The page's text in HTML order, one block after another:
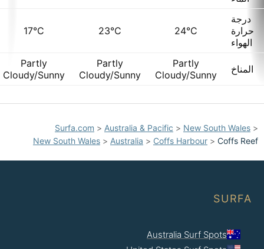
درجة
حرارة
الهواء
24°C
23°C
17°C
المناخ
Partly
Cloudy/Sunny
Partly
Cloudy/Sunny
Partly
Cloudy/Sunny
Surfa.com > Australia & Pacific > New South Wales >
New South Wales > Australia > Coffs Harbour > Coffs Reef
SURFA
Australia Surf Spots